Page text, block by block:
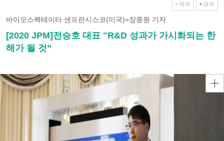
작게 크게
바이오스펙테이터 샌프란시스코(미국)=장종원 기자
[2020 JPM]전승호 대표 "R&D 성과가 가시화되는 한
해가 될 것”